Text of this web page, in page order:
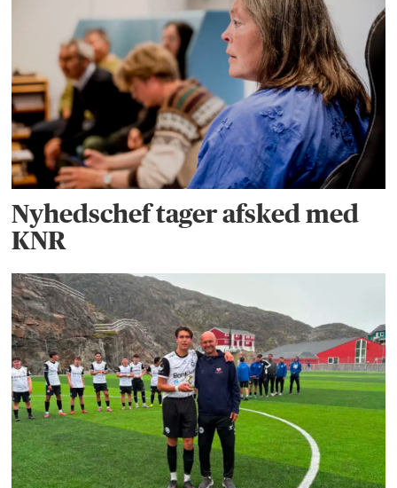
Nyhedschef tager afsked med
KNR